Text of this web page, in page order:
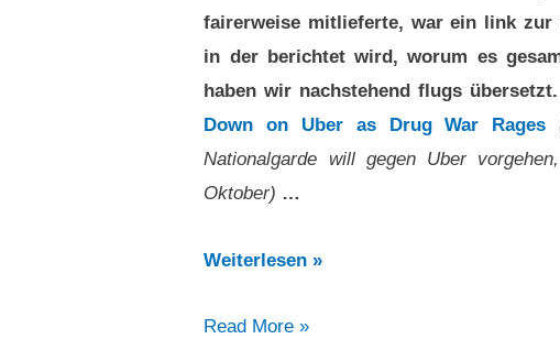
fairerweise mitlieferte, war ein link zur
in der berichtet wird, worum es
haben wir nachstehend flugs
Down on Uber as Drug War Rages
Nationalgarde will gegen Uber
Oktober) …
Mexikanische
will
Weiterlesen »
Mexikanische
Read More »